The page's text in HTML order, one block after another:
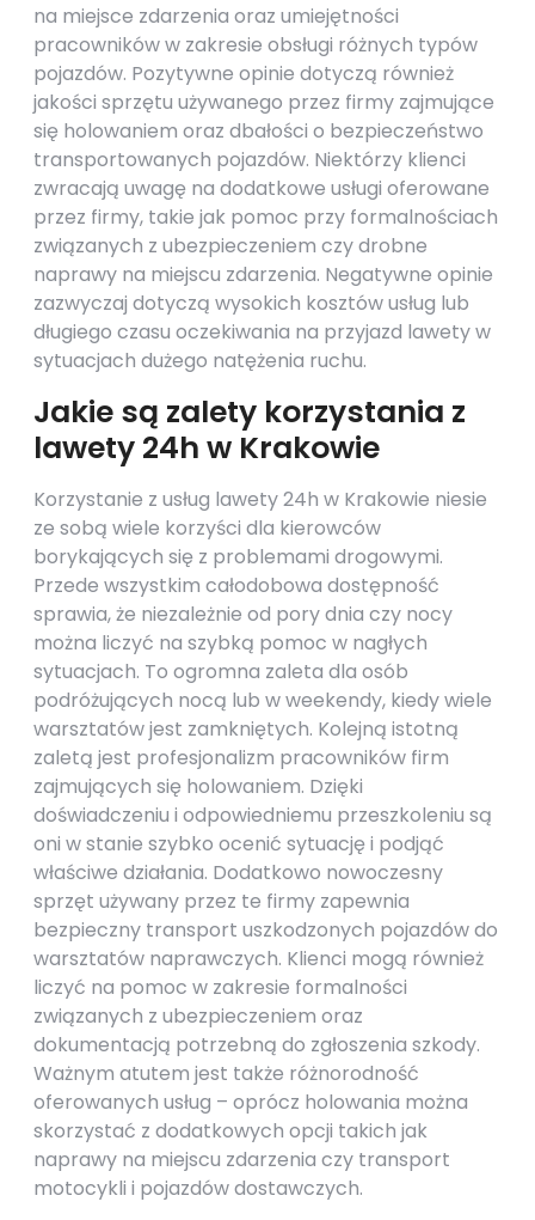
na miejsce zdarzenia oraz umiejętności
pracowników w zakresie obsługi różnych typów
pojazdów. Pozytywne opinie dotyczą również
jakości sprzętu używanego przez firmy zajmujące
się holowaniem oraz dbałości o bezpieczeństwo
transportowanych pojazdów. Niektórzy klienci
zwracają uwagę na dodatkowe usługi oferowane
przez firmy, takie jak pomoc przy formalnościach
związanych z ubezpieczeniem czy drobne
naprawy na miejscu zdarzenia. Negatywne opinie
zazwyczaj dotyczą wysokich kosztów usług lub
długiego czasu oczekiwania na przyjazd lawety w
sytuacjach dużego natężenia ruchu.
Jakie są zalety korzystania z
lawety 24h w Krakowie
Korzystanie z usług lawety 24h w Krakowie niesie
ze sobą wiele korzyści dla kierowców
borykających się z problemami drogowymi.
Przede wszystkim całodobowa dostępność
sprawia, że niezależnie od pory dnia czy nocy
można liczyć na szybką pomoc w nagłych
sytuacjach. To ogromna zaleta dla osób
podróżujących nocą lub w weekendy, kiedy wiele
warsztatów jest zamkniętych. Kolejną istotną
zaletą jest profesjonalizm pracowników firm
zajmujących się holowaniem. Dzięki
doświadczeniu i odpowiedniemu przeszkoleniu są
oni w stanie szybko ocenić sytuację i podjąć
właściwe działania. Dodatkowo nowoczesny
sprzęt używany przez te firmy zapewnia
bezpieczny transport uszkodzonych pojazdów do
warsztatów naprawczych. Klienci mogą również
liczyć na pomoc w zakresie formalności
związanych z ubezpieczeniem oraz
dokumentacją potrzebną do zgłoszenia szkody.
Ważnym atutem jest także różnorodność
oferowanych usług – oprócz holowania można
skorzystać z dodatkowych opcji takich jak
naprawy na miejscu zdarzenia czy transport
motocykli i pojazdów dostawczych.